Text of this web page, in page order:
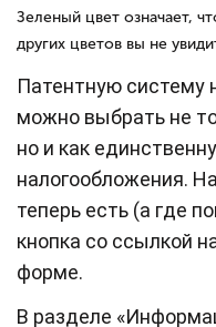
Зеленый цвет означает,
других цветов вы не
Патентную систему
можно выбрать не
но и как
налогообложения.
теперь есть (а где
кнопка со ссылкой
форме.
В разделе